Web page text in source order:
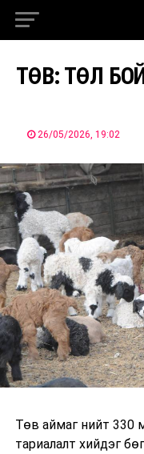
ТӨВ: ТӨЛ
26/05/2026, 19:02
Төв аймаг нийт 330
тариалалт хийдэг